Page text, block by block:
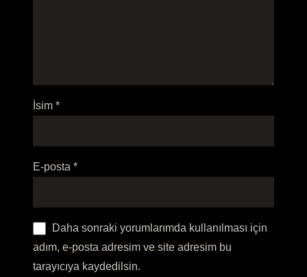
İsim *
E-posta *
Daha sonraki yorumlarımda kullanılması için
adım, e-posta adresim ve site adresim bu
tarayıcıya kaydedilsin.